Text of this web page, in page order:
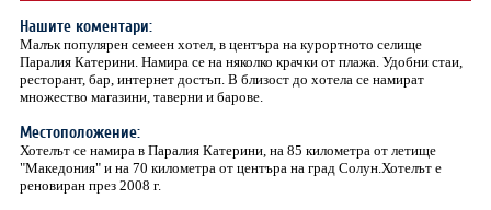
Нашите коментари:
Малък популярен семеен хотел, в центъра на курортното селище
Паралия Катерини. Намира се на няколко крачки от плажа. Удобни стаи,
ресторант, бар, интернет достъп. В близост до хотела се намират
множество магазини, таверни и барове.
Местоположение:
Хотелът се намира в Паралия Катерини, на 85 километра от летище
"Македония" и на 70 километра от центъра на град Солун.Хотелът е
реновиран през 2008 г.